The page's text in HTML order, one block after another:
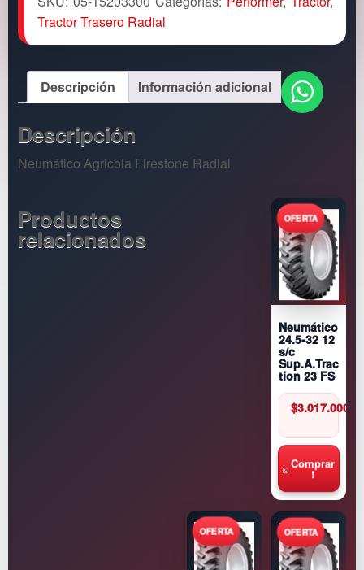
Tractor Trasero Radial
Descripción Información adicional
Descripción
Neumático Agricola Firestone Radial
Productos
relacionados
Neumático
24.5-32 12
s/c
Sup.A.Trac
tion 23 FS
$3.017.000
Comprar
!